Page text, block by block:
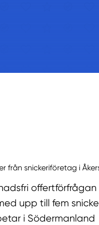
från snickeriföretag i
upp till fem
i Södermanland